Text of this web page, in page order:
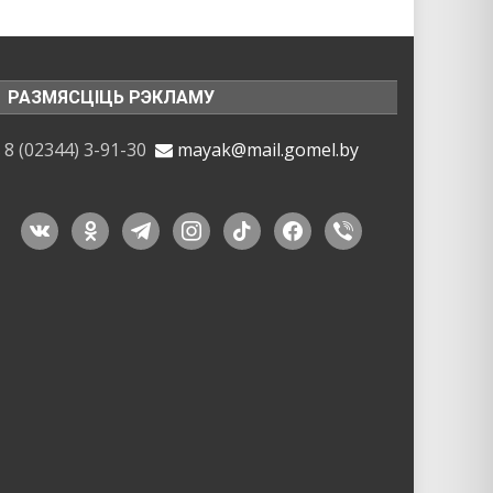
РАЗМЯСЦІЦЬ РЭКЛАМУ
8 (02344) 3-91-30 mayak@mail.gomel.by
vkontakteodnoklassniki
telegraminstagram
tiktok facebook
viber